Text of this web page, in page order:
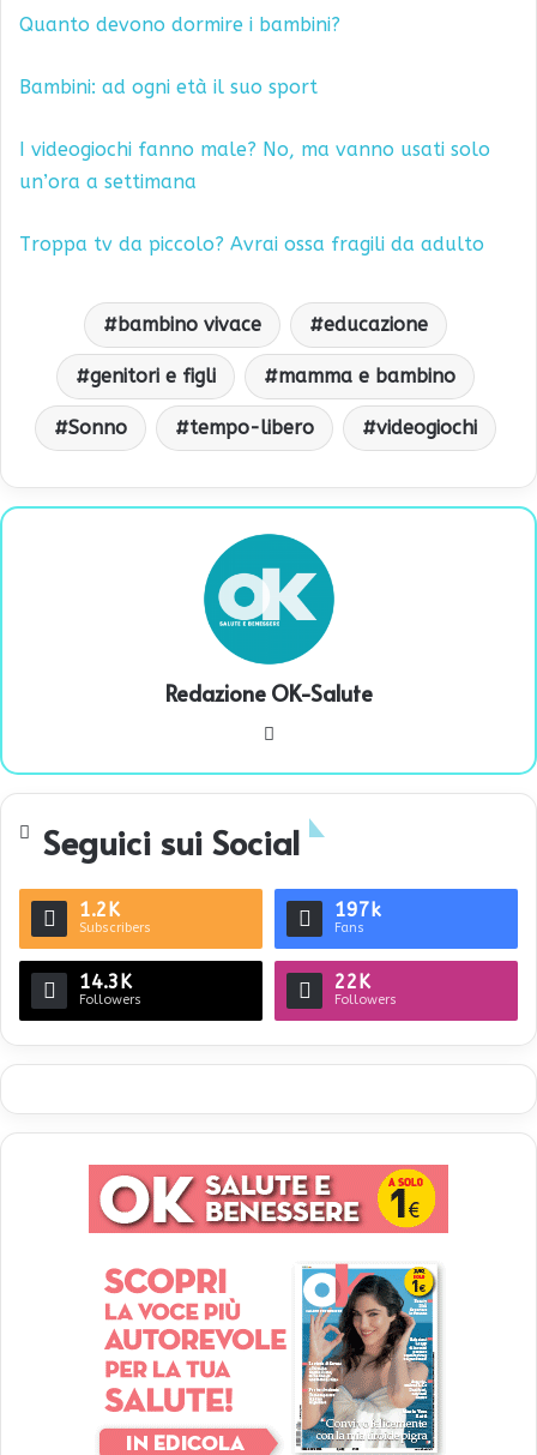
Quanto devono dormire i bambini?
Bambini: ad ogni età il suo sport
I videogiochi fanno male? No, ma vanno usati solo
un’ora a settimana
Troppa tv da piccolo? Avrai ossa fragili da adulto
bambino vivace educazione
genitori e figli mamma e bambino
Sonno tempo-libero videogiochi
Redazione OK-Salute
te
Seguici sui Social
1.2K
Subscribers
197k
Fans
14.3K
Followers
22K
Followers